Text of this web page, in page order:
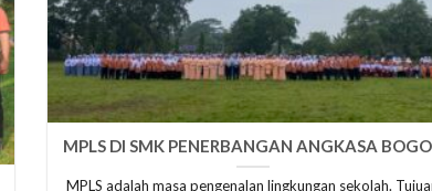
MPLS DI SMK PENERBANGAN ANGKASA
MPLS adalah masa pengenalan lingkungan sekolah.